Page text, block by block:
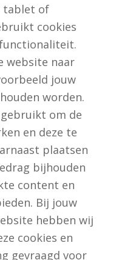
tablet of
cookies
website naar
jouw
worden.
om de
en deze te
plaatsen
bijhouden
content en
Bij jouw
hebben wij
cookies en
gevraagd voor